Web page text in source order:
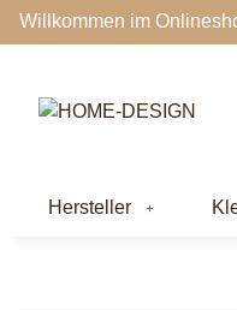
Willkommen im
Hersteller